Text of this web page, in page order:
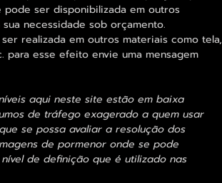
pode ser disponibilizada em outros
necessidade sob orçamento.
realizada em outros materiais como tela,
para esse efeito envie uma mensagem
aqui neste site estão em baixa
de tráfego exagerado a quem usar
se possa avaliar a resolução dos
de pormenor onde se pode
de definição que é utilizado nas